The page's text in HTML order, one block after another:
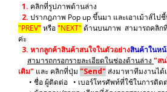
1. คลิกที่รูปภาพด้านล่าง
2. ปรากฎภาพ Pop up ขึ้นมา และเอาเม้าส์ไป
"PREV" หรือ"NEXT" ด้านบนภาพ สามารถคลิก
ค่ะ
3. หากลูกค้าสินค้าสนใจในตัวอย่างสินค้าในห
สามารถกรอกรายละเอียดในช่องด้านล่าง "สน
เติม" และ คลิกที่ปุ่ม "Send" ส่งมาหาทีมงานได้
• ชื่อ ผู้ติดต่อ • เบอร์โทรศัพท์ที่ใช้ในการติด